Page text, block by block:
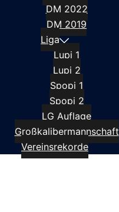
DM 2022
DM 2019
Liga
Lupi 1
Lupi 2
Spopi 1
Spopi 2
LG Auflage
Großkalibermannschaft
Vereinsrekorde